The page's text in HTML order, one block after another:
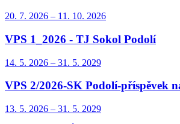
20. 7. 2026 – 11. 10. 2026
VPS 1_2026 - TJ Sokol Podolí
14. 5. 2026 – 31. 5. 2029
VPS 2/2026-SK Podolí-příspěvek
13. 5. 2026 – 31. 5. 2029